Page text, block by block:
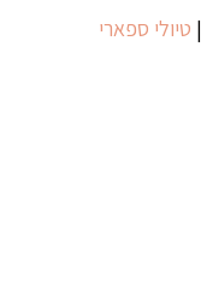
| טיולי ספארי